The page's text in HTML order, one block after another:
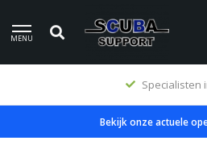
MENU
Specialisten
Bekijk onze actuele